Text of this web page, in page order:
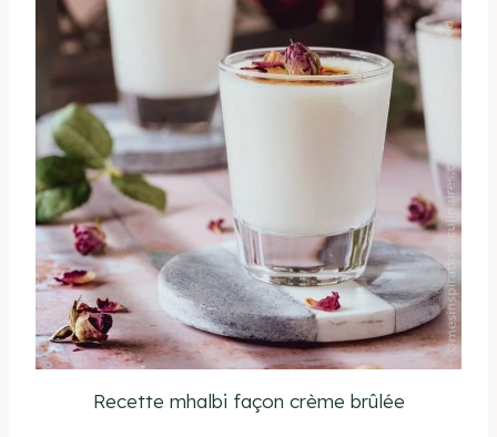
Recette mhalbi façon crème brûlée